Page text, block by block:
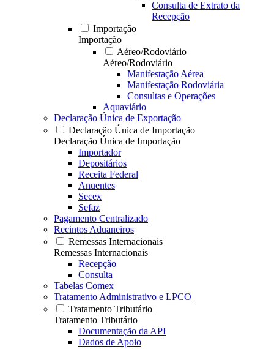
Consulta de Extrato da
Recepção
Importação
Importação
Aéreo/Rodoviário
Aéreo/Rodoviário
Manifestação Aérea
Manifestação Rodoviária
Consultas e Operações
Aquaviário
Declaração Única de Exportação
Declaração Única de Importação
Declaração Única de Importação
Importador
Depositários
Receita Federal
Anuentes
Secex
Sefaz
Pagamento Centralizado
Recintos Aduaneiros
Remessas Internacionais
Remessas Internacionais
Recepção
Consulta
Tabelas Comex
Tratamento Administrativo e LPCO
Tratamento Tributário
Tratamento Tributário
Documentação da API
Dados de Apoio